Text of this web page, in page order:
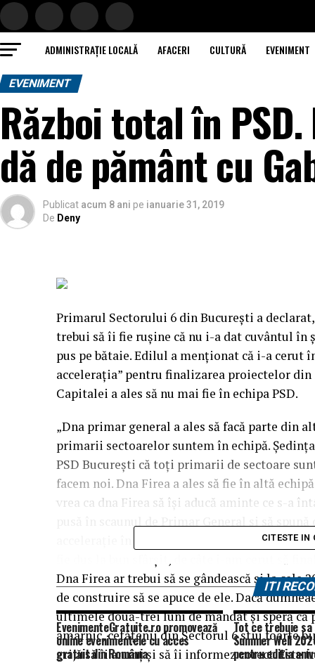
ADMINISTRAȚIE LOCALĂ AFACERI CULTURĂ EVENIMENT
EVENIMENT
Război total în
dă de pământ cu
Publicat acum 8 ani pe ianuarie 31, 2019
De Deny
Primarul Sectorului 6 din Bucureşti a
trebui să îi fie ruşine că nu i-a dat cuvântul în
pus pe bătaie. Edilul a menţionat că i-a cerut
acceleraţia” pentru finalizarea proiectelor
Capitalei a ales să nu mai fie în echipa PSD.
„Dna primar general a ales să facă parte din
primarii sectoarelor suntem în echipă.
PSD Bucureşti că toţi primarii de sectoare
facem noi. Dna Firea a ales să fie în altă
vrea ca dna Firea să îşi aducă aminte ce s-a
acceleraţie în legătură cu proiectele din
Dna Firea ar trebui să se gândească şi la
de construire să se apuce de ele. Dacă
ultimele două-trei luni de mandat şi speră că
amarnic, cetăţenii din Sectorul 6 ştiu foarte
grijă să îi anunţ şi să îi informez corect. Este
CITESTE IN
ITI
EvenimenteGratuite.ro promovează
online evenimentele cu acces
gratuit din România
Tot ce trebuie
Summer Well
pentru editia